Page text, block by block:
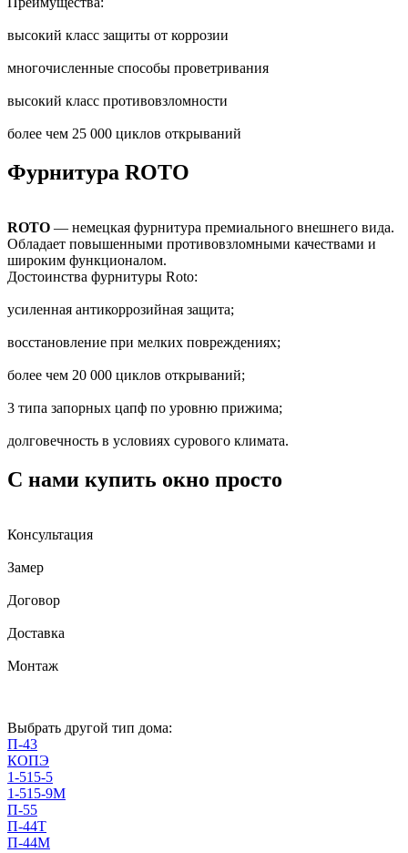
высокий класс защиты от коррозии
многочисленные способы проветривания
высокий класс противовзломности
более чем 25 000 циклов открываний
Фурнитура ROTO
ROTO — немецкая фурнитура премиального внешнего вида.
Обладает повышенными противовзломными качествами и
широким функционалом.
Достоинства фурнитуры Roto:
усиленная антикоррозийная защита;
восстановление при мелких повреждениях;
более чем 20 000 циклов открываний;
3 типа запорных цапф по уровню прижима;
долговечность в условиях сурового климата.
С нами купить окно просто
Консультация
Замер
Договор
Доставка
Монтаж
Выбрать другой тип дома:
П-43
КОПЭ
1-515-5
1-515-9М
П-55
П-44Т
П-44М